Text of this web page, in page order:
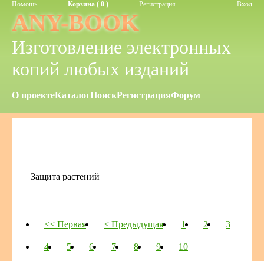
Помощь Корзина ( 0 ) Регистрация Вход
ANY-BOOK
Изготовление электронных
копий любых изданий
О проектеКаталогПоискРегистрацияФорум
Защита растений
<< Первая < Предыдущая 1 2 3
4 5 6 7 8 9 10